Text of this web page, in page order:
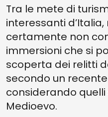
Tra le mete di
interessanti
certamente non
immersioni che si
scoperta dei relitti
secondo un
considerando quelli
Medioevo.